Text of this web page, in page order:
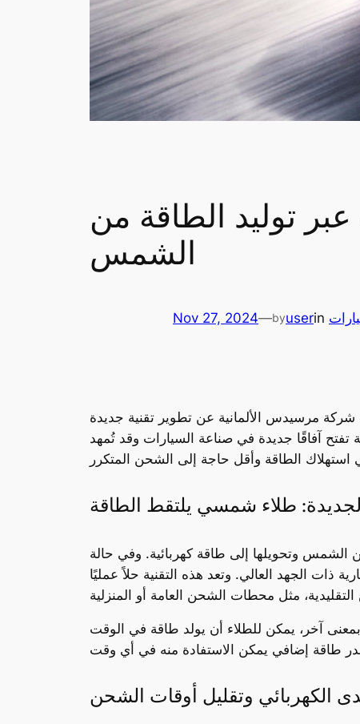
توليد الطاقة من
الشمس
Nov 27, 2024—byuserin
شركة مرسيدس الألمانية عن تطوير تقنية جديدة
تفتح آفاقًا جديدة في صناعة السيارات وقد تُمهد
الجديدة: طلاء شمسي يلتقط الطاقة
الشمس وتحويلها إلى طاقة كهربائية. وفي حالة
ذات الجهد العالي. وتعد هذه التقنية حلاً عمليًا
آخر، يمكن للطلاء أن يولد طاقة في الوقت
الكهربائي وتقليل أوقات الشحن